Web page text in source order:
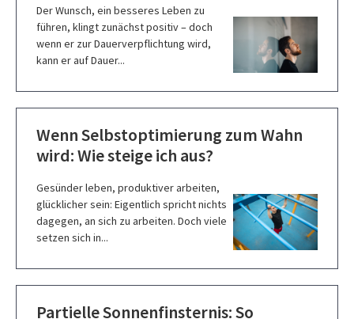
Der Wunsch, ein besseres Leben zu
führen, klingt zunächst positiv – doch
wenn er zur Dauerverpflichtung wird,
kann er auf Dauer...
Wenn Selbstoptimierung zum Wahn
wird: Wie steige ich aus?
Gesünder leben, produktiver arbeiten,
glücklicher sein: Eigentlich spricht nichts
dagegen, an sich zu arbeiten. Doch viele
setzen sich in...
Partielle Sonnenfinsternis: So